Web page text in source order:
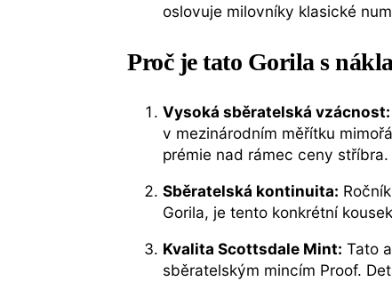
oslovuje milovníky klasické
Proč je tato Gorila s
Vysoká sběratelská vzácnost:
v mezinárodním měřítku
prémie nad rámec ceny stříbra.
Sběratelská kontinuita:
Gorila, je tento konkrétní
Kvalita Scottsdale Mint: Tato
sběratelským mincím Proof.